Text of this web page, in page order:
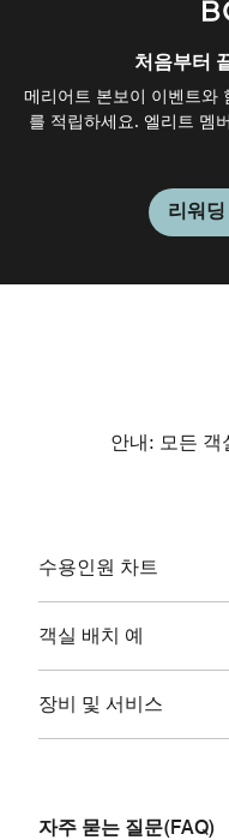
처음부터
메리어트 본보이 이벤트와
를 적립하세요. 엘리트 멤
리워
안내: 모든 객
수용인원 차트
객실 배치 예
장비 및 서비스
자주 묻는 질문(FAQ)